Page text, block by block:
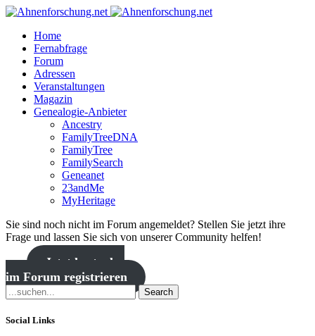
Home
Fernabfrage
Forum
Adressen
Veranstaltungen
Magazin
Genealogie-Anbieter
Ancestry
FamilyTreeDNA
FamilyTree
FamilySearch
Geneanet
23andMe
MyHeritage
Sie sind noch nicht im Forum angemeldet? Stellen Sie jetzt ihre
Frage und lassen Sie sich von unserer Community helfen!
Jetzt kostenlos
im Forum registrieren
Search
Social Links